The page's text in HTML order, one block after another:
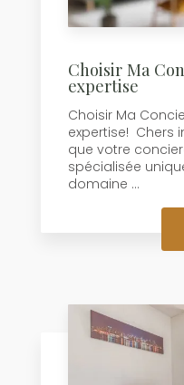
Choisir Ma
expertise
Choisir Ma
expertise! Chers
que votre
spécialisée
domaine ...